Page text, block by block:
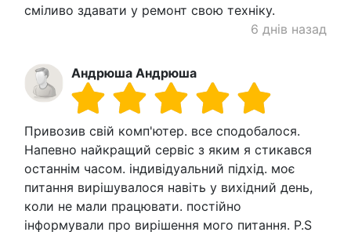
сміливо здавати у ремонт свою техніку.
6 днів назад
Андрюша Андрюша
Привозив свій комп'ютер. все сподобалося.
Напевно найкращий сервіс з яким я стикався
останнім часом. індивідуальний підхід. моє
питання вирішувалося навіть у вихідний день,
коли не мали працювати. постійно
інформували про вирішення мого питання. P.S